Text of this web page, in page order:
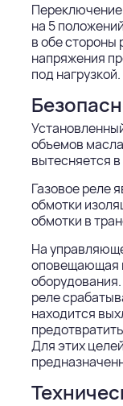
на 5
в обе
напряжения
под нагрузкой.
объемов
вытесняется
Газовое реле
обмотки
обмотки в
На
оповещающая
реле
находится
Для этих